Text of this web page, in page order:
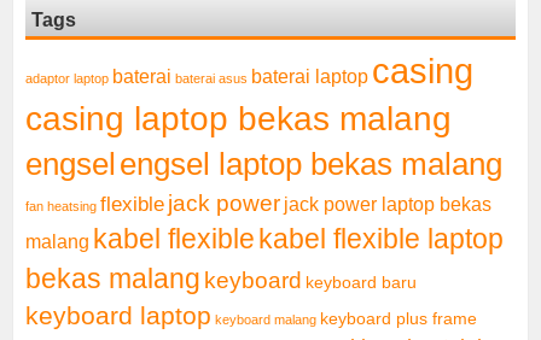
Tags
adaptor laptop baterai baterai asus baterai laptop casing
casing laptop bekas malang
engsel engsel laptop bekas malang
fan heatsing flexible jack power jack power laptop bekas
malang kabel flexiblekabel flexible laptop
bekas malang keyboard keyboard baru
keyboard laptop keyboard malang keyboard plus frame